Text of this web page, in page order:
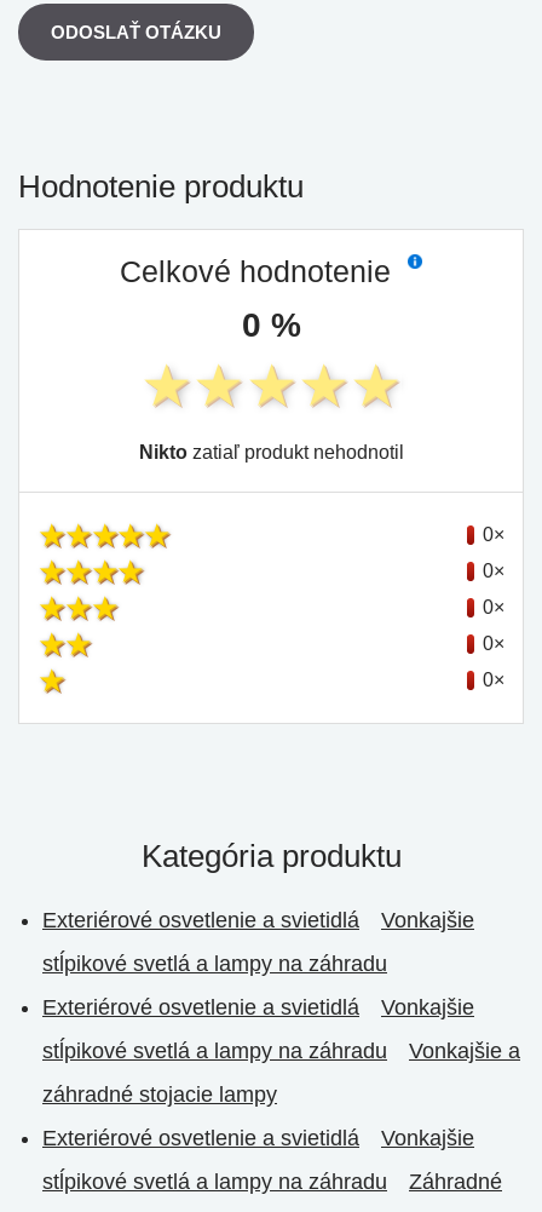
ODOSLAŤ OTÁZKU
Hodnotenie produktu
Celkové hodnotenie
0 %
Niktozatiaľ produkt nehodnotil
0×
0×
0×
0×
0×
Kategória produktu
Exteriérové osvetlenie a svietidlá
Vonkajšie
stĺpikové svetlá a lampy na záhradu
Exteriérové osvetlenie a svietidlá
Vonkajšie
stĺpikové svetlá a lampy na záhradu
Vonkajšie a
záhradné stojacie lampy
Exteriérové osvetlenie a svietidlá
Vonkajšie
stĺpikové svetlá a lampy na záhradu
Záhradné